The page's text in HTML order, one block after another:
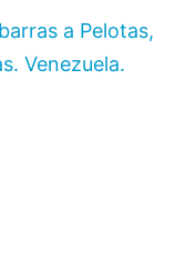
a Pelotas,
Venezuela.